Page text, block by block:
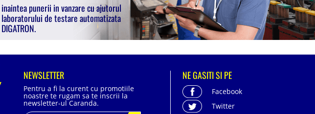
inaintea punerii in vanzare cu ajutorul
laboratorului de testare automatizata
DIGATRON.
NEWSLETTER
Pentru a fi la curent cu promotiile
noastre te rugam sa te inscrii la
newsletter-ul Caranda.
NE GASITI SI PE
Facebook
Twitter